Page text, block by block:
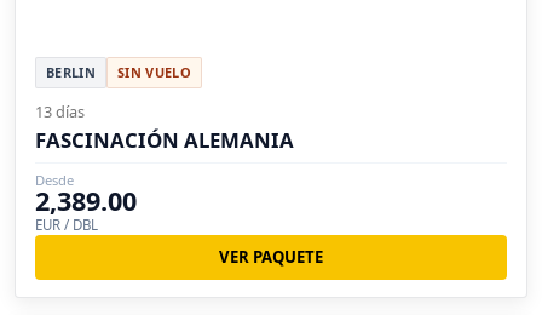
BERLIN SIN VUELO
13 días
FASCINACIÓN ALEMANIA
Desde
2,389.00
EUR / DBL
VER PAQUETE